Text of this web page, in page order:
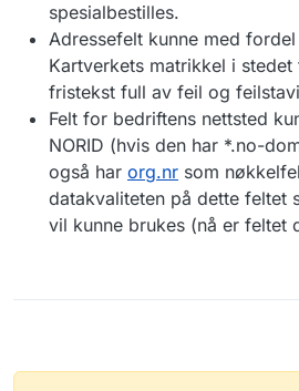
spesialbestilles.
Adressefelt kunne med
Kartverkets matrikkel i
fristekst full av feil og
Felt for bedriftens nettsted
NORID (hvis den har *.no-
også har org.nr som
datakvaliteten på dette feltet
vil kunne brukes (nå er feltet